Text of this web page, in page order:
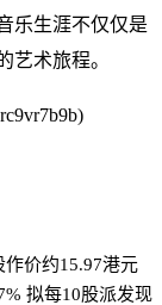
乐生涯不仅仅是
艺术旅程。
价约15.97港元
拟每10股派发现